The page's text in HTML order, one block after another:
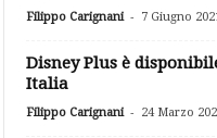
Filippo Carignani - 7 Giugno
Disney Plus è
Italia
Filippo Carignani - 24 Marzo